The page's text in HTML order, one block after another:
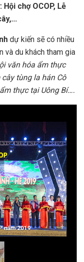
chợ OCOP, Lễ
dự kiến sẽ có nhiều
và du khách tham gia
văn hóa ẩm thực
tùng la hán Cô
thực tại Uông Bí….
năm 2019 - +